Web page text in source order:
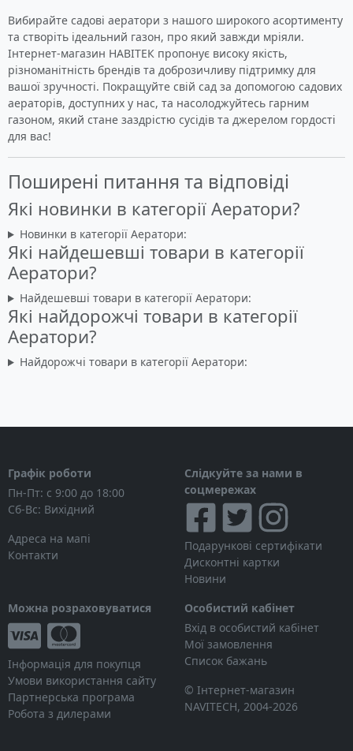
Вибирайте садові аератори з нашого широкого асортименту
та створіть ідеальний газон, про який завжди мріяли.
Інтернет-магазин НАВІТЕК пропонує високу якість,
різноманітність брендів та доброзичливу підтримку для
вашої зручності. Покращуйте свій сад за допомогою садових
аераторів, доступних у нас, та насолоджуйтесь гарним
газоном, який стане заздрістю сусідів та джерелом гордості
для вас!
Поширені питання та відповіді
Які новинки в категорії Аератори?
Новинки в категорії Аератори:
Які найдешевші товари в категорії
Аератори?
Найдешевші товари в категорії Аератори:
Які найдорожчі товари в категорії
Аератори?
Найдорожчі товари в категорії Аератори:
Графік роботи
Пн-Пт: с 9:00 до 18:00
Сб-Вс: Вихідний
Адреса на мапі
Контакти
Слідкуйте за нами в
соцмережах
Подарункові сертифікати
Дисконтні картки
Новини
Можна розраховуватися
Інформація для покупця
Умови використання сайту
Партнерська програма
Робота з дилерами
Особистий кабінет
Вхід в особистий кабінет
Мої замовлення
Список бажань
© Інтернет-магазин
NAVITECH, 2004-2026